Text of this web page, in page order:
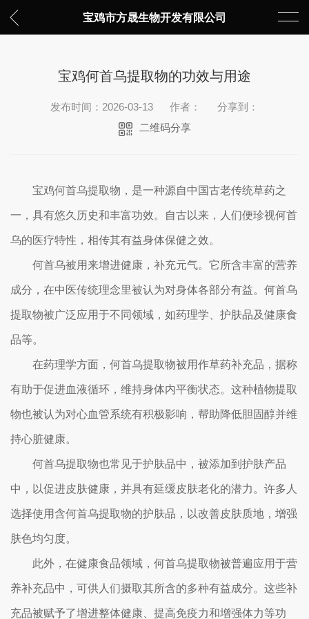
宝鸡市方晟生物开发有限公司
宝鸡何首乌提取物的功效与用途
发布时间：2026-03-13 作者：
分享到：
二维码分享
宝鸡何首乌提取物，是一种源自中国古老传统草药之
一，具有悠久历史和丰富功效。自古以来，人们便珍视何首
乌的医疗特性，相传其有益身体保健之效。
何首乌被用来增进健康，补充元气。它所含丰富的营养
成分，在中医传统理念里被认为对身体各部分有益。何首乌
提取物被广泛应用于不同领域，如药理学、护肤品及健康食
品等。
在药理学方面，何首乌提取物被用作草药补充品，据称
有助于促进血液循环，维持身体内平衡状态。这种植物提取
物也被认为对心血管系统有积极影响，帮助降低胆固醇并维
持心脏健康。
何首乌提取物也常见于护肤品中，被添加到护肤产品
中，以促进皮肤健康，并具有延缓皮肤老化的潜力。许多人
选择使用含何首乌提取物的护肤品，以改善皮肤质地，增强
肤色均匀度。
此外，在健康食品领域，何首乌提取物被普遍应用于营
养补充品中，可供人们摄取其所含的多种有益成分。这些补
充品被赋予了增进整体健康、提高免疫力和增强体力等功